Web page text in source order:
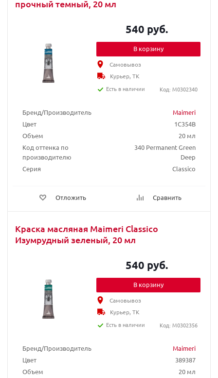
прочный темный, 20 мл
Бренд/Производитель
Maimeri
Цвет
1C354B
Объем
20 мл
Код оттенка по
производителю
340 Permanent Green
Deep
Серия
Classico
Отложить Сравнить
540 руб.
В корзину
Самовывоз
Курьер, ТК
Есть в наличии
Код: M0302340
Краска масляная Maimeri Classico
Изумрудный зеленый, 20 мл
Бренд/Производитель
Maimeri
Цвет
389387
Объем
20 мл
540 руб.
В корзину
Самовывоз
Курьер, ТК
Есть в наличии
Код: M0302356